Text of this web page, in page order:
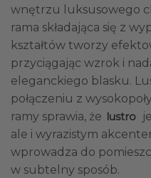
wnętrzu luksusowego
rama składająca się z
kształtów tworzy
przyciągając wzrok i
eleganckiego blasku.
połączeniu z
ramy sprawia, że
lustro
ale i wyrazistym
wprowadza do
w subtelny sposób.